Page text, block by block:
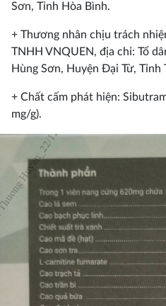
Sơn, Tỉnh Hòa Bình.
+ Thương nhân chịu trách
TNHH VNQUEN, địa chỉ: Tổ
Hùng Sơn, Huyện Đại Từ, Tỉnh
+ Chất cấm phát hiện:
mg/g).